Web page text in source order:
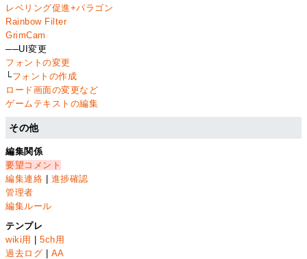
レベリング促進+パラゴン
Rainbow Filter
GrimCam
──UI変更
フォントの変更
└フォントの作成
ロード画面の変更など
ゲームテキストの編集
その他
編集関係
要望コメント
編集連絡 | 進捗確認
管理者
編集ルール
テンプレ
wiki用
|5ch用
過去ログ
AA